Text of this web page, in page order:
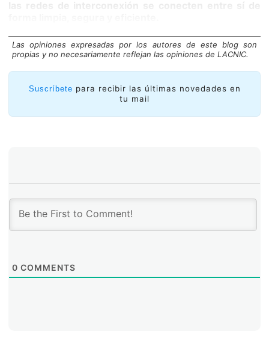
Las opiniones expresadas por los autores de este blog son
propias y no necesariamente reflejan las opiniones de LACNIC.
Suscríbete para recibir las últimas novedades en
tu mail
0 COMMENTS